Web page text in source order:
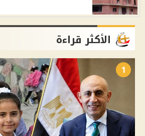
الأكثر قراءة
1